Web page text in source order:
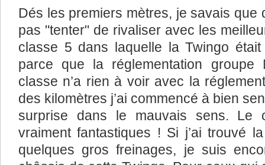
Dés les premiers mètres, je savais que
pas "tenter" de rivaliser avec les
classe 5 dans laquelle la Twingo était
parce que la réglementation groupe
classe n’a rien à voir avec la
des kilomètres j’ai commencé à bien
surprise dans le mauvais sens. Le
vraiment fantastiques ! Si j’ai trouvé
quelques gros freinages, je suis